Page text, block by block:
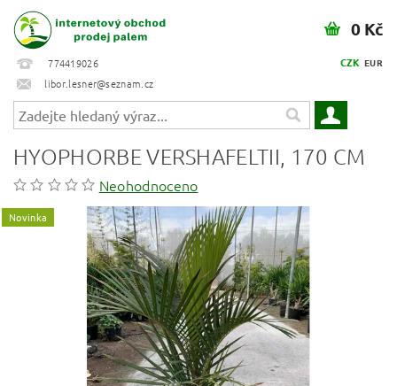
774419026
libor.lesner@seznam.cz
CZK EUR
0 Kč
HYOPHORBE VERSHAFELTII, 170 CM
Neohodnoceno
Novinka